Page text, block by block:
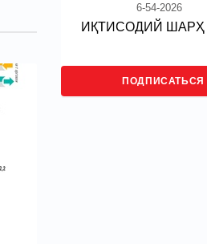
6-54-2026
ИҚТИСОДИЙ ШАРҲ
ПОДПИСАТЬСЯ